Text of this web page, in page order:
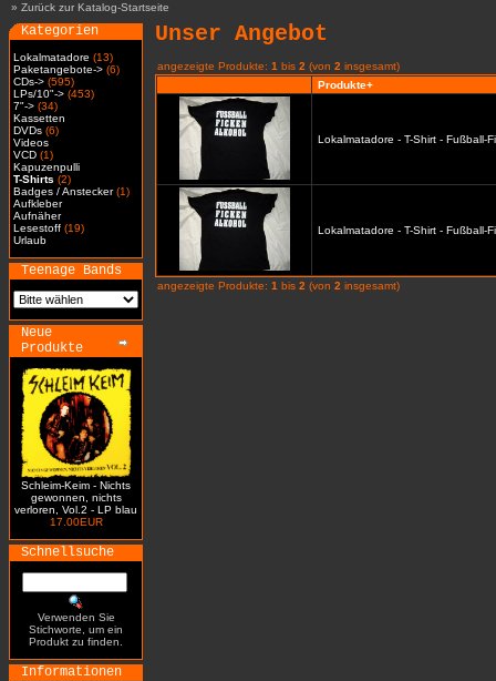
» Zurück zur Katalog-Startseite
Kategorien
Lokalmatadore (13)
Paketangebote-> (6)
CDs-> (595)
LPs/10"-> (453)
7"-> (34)
Kassetten
DVDs (6)
Videos
VCD (1)
Kapuzenpulli
T-Shirts (2)
Badges / Anstecker(1)
Aufkleber
Aufnäher
Lesestoff (19)
Urlaub
Teenage Bands
Neue
Produkte
Schleim-Keim - Nichts
gewonnen, nichts
verloren, Vol.2 - LP blau
17.00EUR
Schnellsuche
Verwenden Sie
Stichworte, um ein
Produkt zu finden.
Informationen
Unser Angebot
angezeigte Produkte: 1 bis 2 (von 2 insgesamt)
Produkte+
Lokalmatadore - T-Shirt - Fußball-
Lokalmatadore - T-Shirt - Fußball-
angezeigte Produkte: 1 bis 2 (von 2 insgesamt)